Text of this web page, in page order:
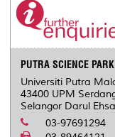
PUTRA SCIENCE PARK
Universiti Putra
43400 UPM
Selangor Darul
03-97691294